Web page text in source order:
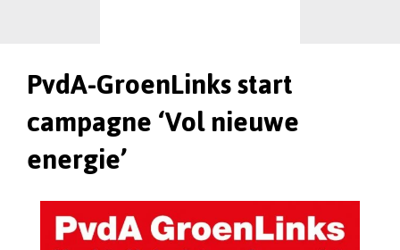
PvdA-GroenLinks start
campagne ‘Vol nieuwe
energie’